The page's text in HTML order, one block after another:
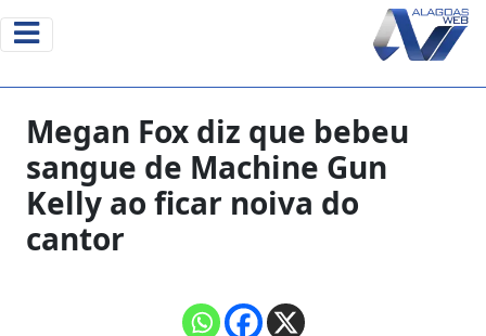
Megan Fox diz que bebeu
sangue de Machine Gun
Kelly ao ficar noiva do
cantor